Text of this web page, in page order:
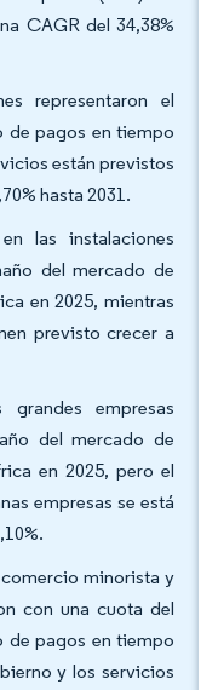
CAGR del 34,38%
representaron el
de pagos en tiempo
están previstos
hasta 2031.
las instalaciones
del mercado de
en 2025, mientras
previsto crecer a
empresas
del mercado de
en 2025, pero el
empresas se está
minorista y
con una cuota del
de pagos en tiempo
y los servicios